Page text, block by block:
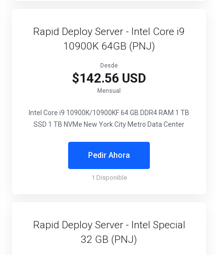
Rapid Deploy Server - Intel Core i9
10900K 64GB (PNJ)
Desde
$142.56 USD
Mensual
Intel Core i9 10900K/10900KF64 GB DDR4 RAM 1 TB
SSD 1 TB NVMe New York City Metro Data Center
Pedir Ahora
1 Disponible
Rapid Deploy Server - Intel Special
32 GB (PNJ)